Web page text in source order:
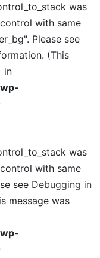
was
with same
Please see
(This
in
was
with same
see Debugging in
message was